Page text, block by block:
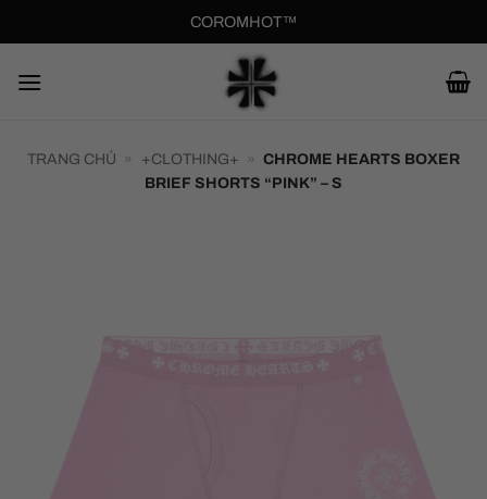
qua
dung
COROMHOT™
TRANG CHỦ » +CLOTHING+ » CHROME HEARTS BOXER
BRIEF SHORTS “PINK” – S